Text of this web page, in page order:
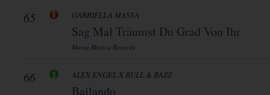
65 GABRIELLA MASSA
Sag Mal Träumst Du Grad Von Ihr
Massa Musica Records
66 ALEX ENGEL X BULL & BAZZ
Bailando